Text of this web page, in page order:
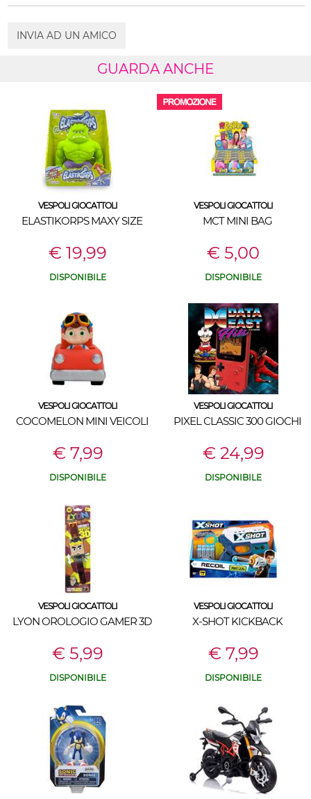
INVIA AD UN AMICO
GUARDA ANCHE
VESPOLI GIOCATTOLI
ELASTIKORPS MAXY SIZE
€ 19,99
DISPONIBILE
VESPOLI GIOCATTOLI
MCT MINI BAG
€ 5,00
DISPONIBILE
VESPOLI GIOCATTOLI
COCOMELON MINI VEICOLI
€ 7,99
DISPONIBILE
VESPOLI GIOCATTOLI
PIXEL CLASSIC 300 GIOCHI
€ 24,99
DISPONIBILE
VESPOLI GIOCATTOLI
LYON OROLOGIO GAMER 3D
€ 5,99
DISPONIBILE
VESPOLI GIOCATTOLI
X-SHOT KICKBACK
€ 7,99
DISPONIBILE